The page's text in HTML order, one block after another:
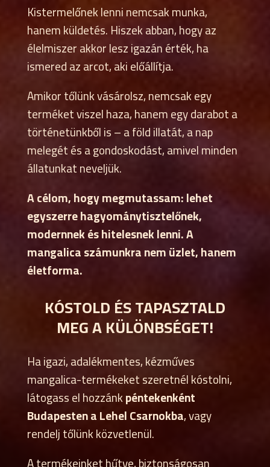
Kistermelőnek lenni nemcsak munka,
hanem küldetés. Hiszek abban, hogy az
élelmiszer akkor lesz igazán érték, ha
ismered az arcot, aki előállítja.
Amikor tőlünk vásárolsz, nemcsak egy
terméket viszel haza, hanem egy darabot a
történetünkből is – a föld illatát, a nap
melegét és a gondoskodást, amivel minden
állatunkat neveljük.
A célom, hogy megmutassam: lehet
egyszerre hagyománytisztelőnek,
modernnek és hitelesnek lenni. A
mangalica számunkra nem üzlet, hanem
életforma.
KÓSTOLD ÉS TAPASZTALD
MEG A KÜLÖNBSÉGET!
Ha igazi, adalékmentes, kézműves
mangalica-termékeket szeretnél kóstolni,
látogass el hozzánkpéntekenként
Budapesten a Lehel Csarnokba, vagy
rendelj tőlünk közvetlenül.